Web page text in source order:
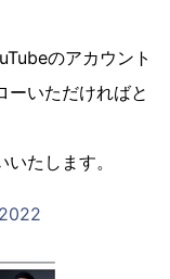
のアカウント
ーいただければと
たします。